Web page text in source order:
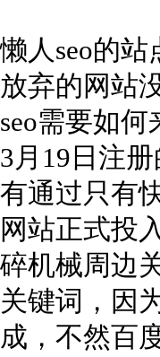
懒人seo的
放弃的网站
seo需要如何
3月19日注
有通过只有
网站正式投
碎机械周边
关键词，因
成，不然百